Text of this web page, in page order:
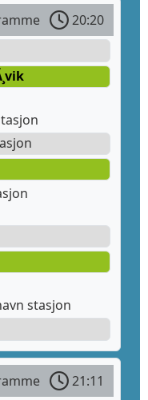
20:20
stasjon
21:11